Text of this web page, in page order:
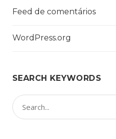
Feed de comentários
WordPress.org
SEARCH KEYWORDS